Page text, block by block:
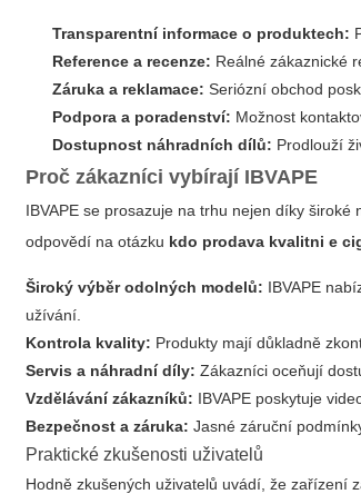
Transparentní informace o produktech:
Reference a recenze: Reálné zákaznické
Záruka a reklamace: Seriózní obchod
Podpora a poradenství: Možnost
Dostupnost náhradních dílů: Prodlouží
Proč zákazníci vybírají IBVAPE
IBVAPE se prosazuje na trhu nejen díky
odpovědí na otázku kdo prodava kvalitni e
Široký výběr odolných modelů: IBVAPE
užívání.
Kontrola kvality: Produkty mají důkladně
Servis a náhradní díly: Zákazníci oceňují
Vzdělávání zákazníků: IBVAPE poskytuje
Bezpečnost a záruka: Jasné záruční
Praktické zkušenosti uživatelů
Hodně zkušených uživatelů uvádí, že zařízení